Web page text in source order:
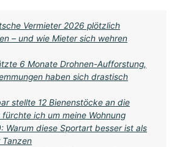
Vermieter 2026 plötzlich
– und wie Mieter sich wehren
6 Monate Drohnen-Aufforstung,
haben sich drastisch
stellte 12 Bienenstöcke an die
ich um meine Wohnung
Warum diese Sportart besser ist als
Tanzen